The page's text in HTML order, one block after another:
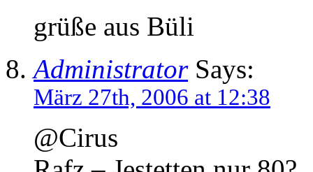
grüße aus Büli
AdministratorSays:
März 27th, 2006 at 12:38
@Cirus